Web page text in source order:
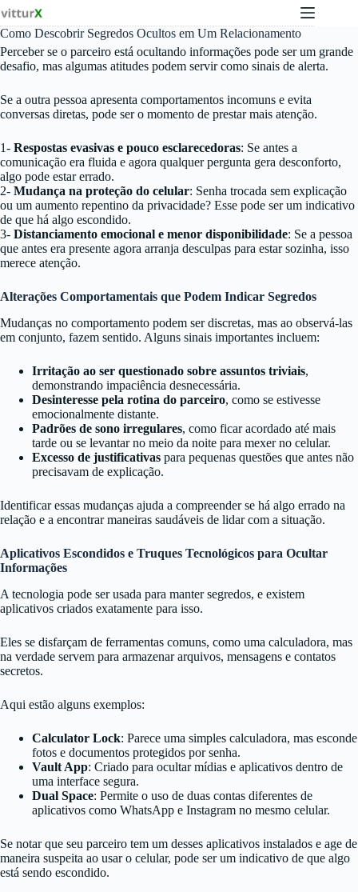
Pular
para
o
conteúdo
Como Descobrir Segredos Ocultos em Um Relacionamento
Perceber se o parceiro está ocultando informações pode ser um grande
desafio, mas algumas atitudes podem servir como sinais de alerta.
Se a outra pessoa apresenta comportamentos incomuns e evita
conversas diretas, pode ser o momento de prestar mais atenção.
1- Respostas evasivas e pouco esclarecedoras: Se antes a
comunicação era fluida e agora qualquer pergunta gera desconforto,
algo pode estar errado.
2- Mudança na proteção do celular: Senha trocada sem explicação
ou um aumento repentino da privacidade? Esse pode ser um indicativo
de que há algo escondido.
3- Distanciamento emocional e menor disponibilidade: Se a pessoa
que antes era presente agora arranja desculpas para estar sozinha, isso
merece atenção.
Alterações Comportamentais que Podem Indicar Segredos
Mudanças no comportamento podem ser discretas, mas ao observá-las
em conjunto, fazem sentido. Alguns sinais importantes incluem:
Irritação ao ser questionado sobre assuntos triviais,
demonstrando impaciência desnecessária.
Desinteresse pela rotina do parceiro, como se estivesse
emocionalmente distante.
Padrões de sono irregulares, como ficar acordado até mais
tarde ou se levantar no meio da noite para mexer no celular.
Excesso de justificativas para pequenas questões que antes não
precisavam de explicação.
Identificar essas mudanças ajuda a compreender se há algo errado na
relação e a encontrar maneiras saudáveis de lidar com a situação.
Aplicativos Escondidos e Truques Tecnológicos para Ocultar
Informações
A tecnologia pode ser usada para manter segredos, e existem
aplicativos criados exatamente para isso.
Eles se disfarçam de ferramentas comuns, como uma calculadora, mas
na verdade servem para armazenar arquivos, mensagens e contatos
secretos.
Aqui estão alguns exemplos:
Calculator Lock: Parece uma simples calculadora, mas esconde
fotos e documentos protegidos por senha.
Vault App: Criado para ocultar mídias e aplicativos dentro de
uma interface segura.
Dual Space: Permite o uso de duas contas diferentes de
aplicativos como WhatsApp e Instagram no mesmo celular.
Se notar que seu parceiro tem um desses aplicativos instalados e age de
maneira suspeita ao usar o celular, pode ser um indicativo de que algo
está sendo escondido.